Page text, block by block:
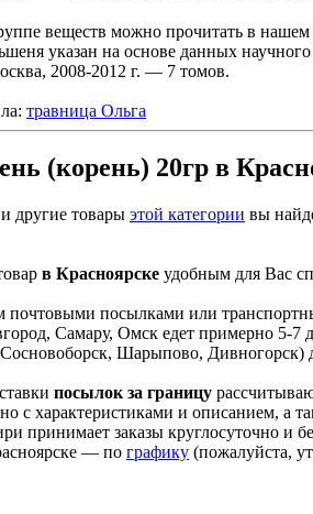
веществ можно прочитать в нашем
указан на основе данных
2008-2012 г. — 7 томов.
травница Ольга
(корень) 20гр в
другие товары этой категории вы
в Красноярске удобным для Вас
почтовыми посылками или
Самару, Омск едет примерно 5-7
Шарыпово, Дивногорск)
посылок за границу
с характеристиками и описанием, а
принимает заказы круглосуточно и
— по графику (пожалуйста,